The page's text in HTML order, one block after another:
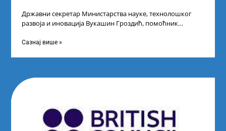
Државни секретар Министарства науке, технолошког
развоја и иновација Вукашин Гроздић, помоћник
промоцију
Сазнај више »